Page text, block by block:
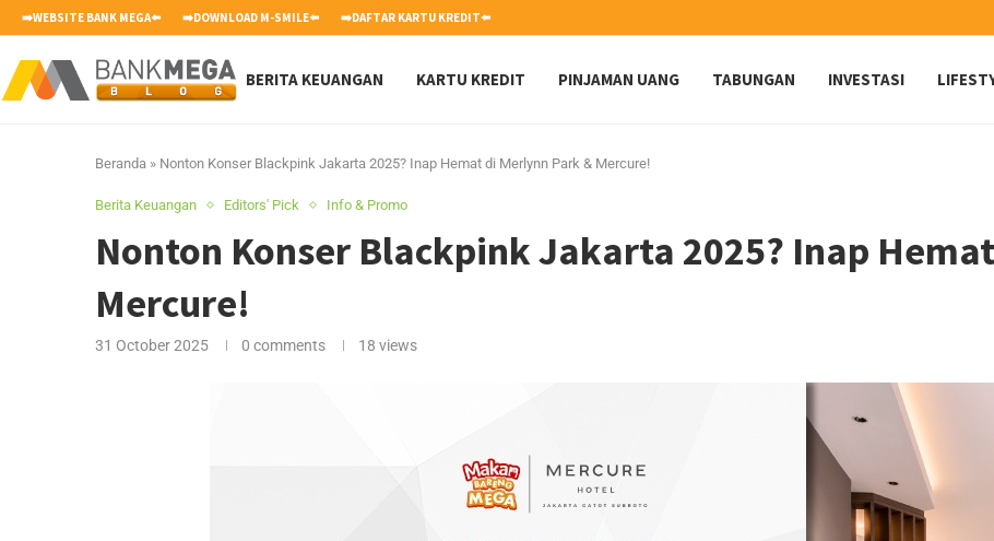
➡️WEBSITE BANK MEGA⬅️ ➡️DOWNLOAD M-SMILE⬅️ ➡️DAFTAR KARTU KREDIT⬅️
BERITA KEUANGAN KARTU KREDIT PINJAMAN UANG TABUNGAN INVESTASI
Beranda » Nonton Konser Blackpink Jakarta 2025? Inap Hemat di Merlynn Park & Mercure!
Berita Keuangan Editors' Pick Info & Promo
Nonton Konser Blackpink Jakarta 2025? Inap
Mercure!
31 October 2025 0 comments 18 views